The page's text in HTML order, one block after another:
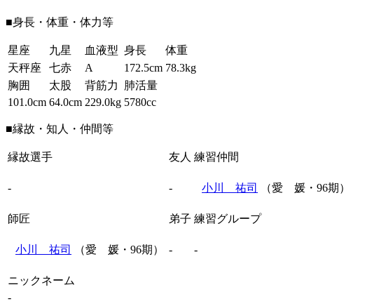
■身長・体重・体力等
星座 九星 血液型 身長
体重
天秤座
七赤 A 172.5cm 78.3kg
胸囲
太股 背筋力
肺活量
101.0cm 64.0cm 229.0kg 5780cc
■縁故・知人・仲間等
縁故選手 友人 練習仲間
- - 小川 祐司 （愛 媛・96期）
師匠 弟子 練習グループ
小川 祐司 （愛 媛・96期） - -
ニックネーム
-